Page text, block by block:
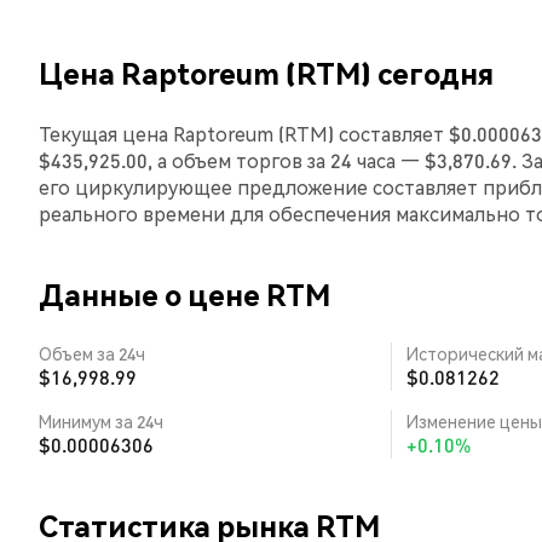
Цена Raptoreum (RTM) сегодня
Текущая цена Raptoreum (RTM) составляет
$435,925.00, а объем торгов за 24 часа — $3,870.69.
его циркулирующее предложение составляет
реального времени для обеспечения
Данные о цене RTM
Объем за 24ч
$16,998.99
Исторический
$0.081262
Минимум за 24ч
$0.00006306
Изменение цены
+0.10%
Статистика рынка RTM